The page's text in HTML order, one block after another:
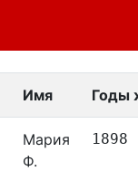
Имя Годы
Мария
Ф.
1898